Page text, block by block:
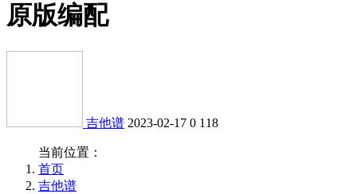
原版编配
吉他谱 2023-02-17 0 118
当前位置：
首页
吉他谱